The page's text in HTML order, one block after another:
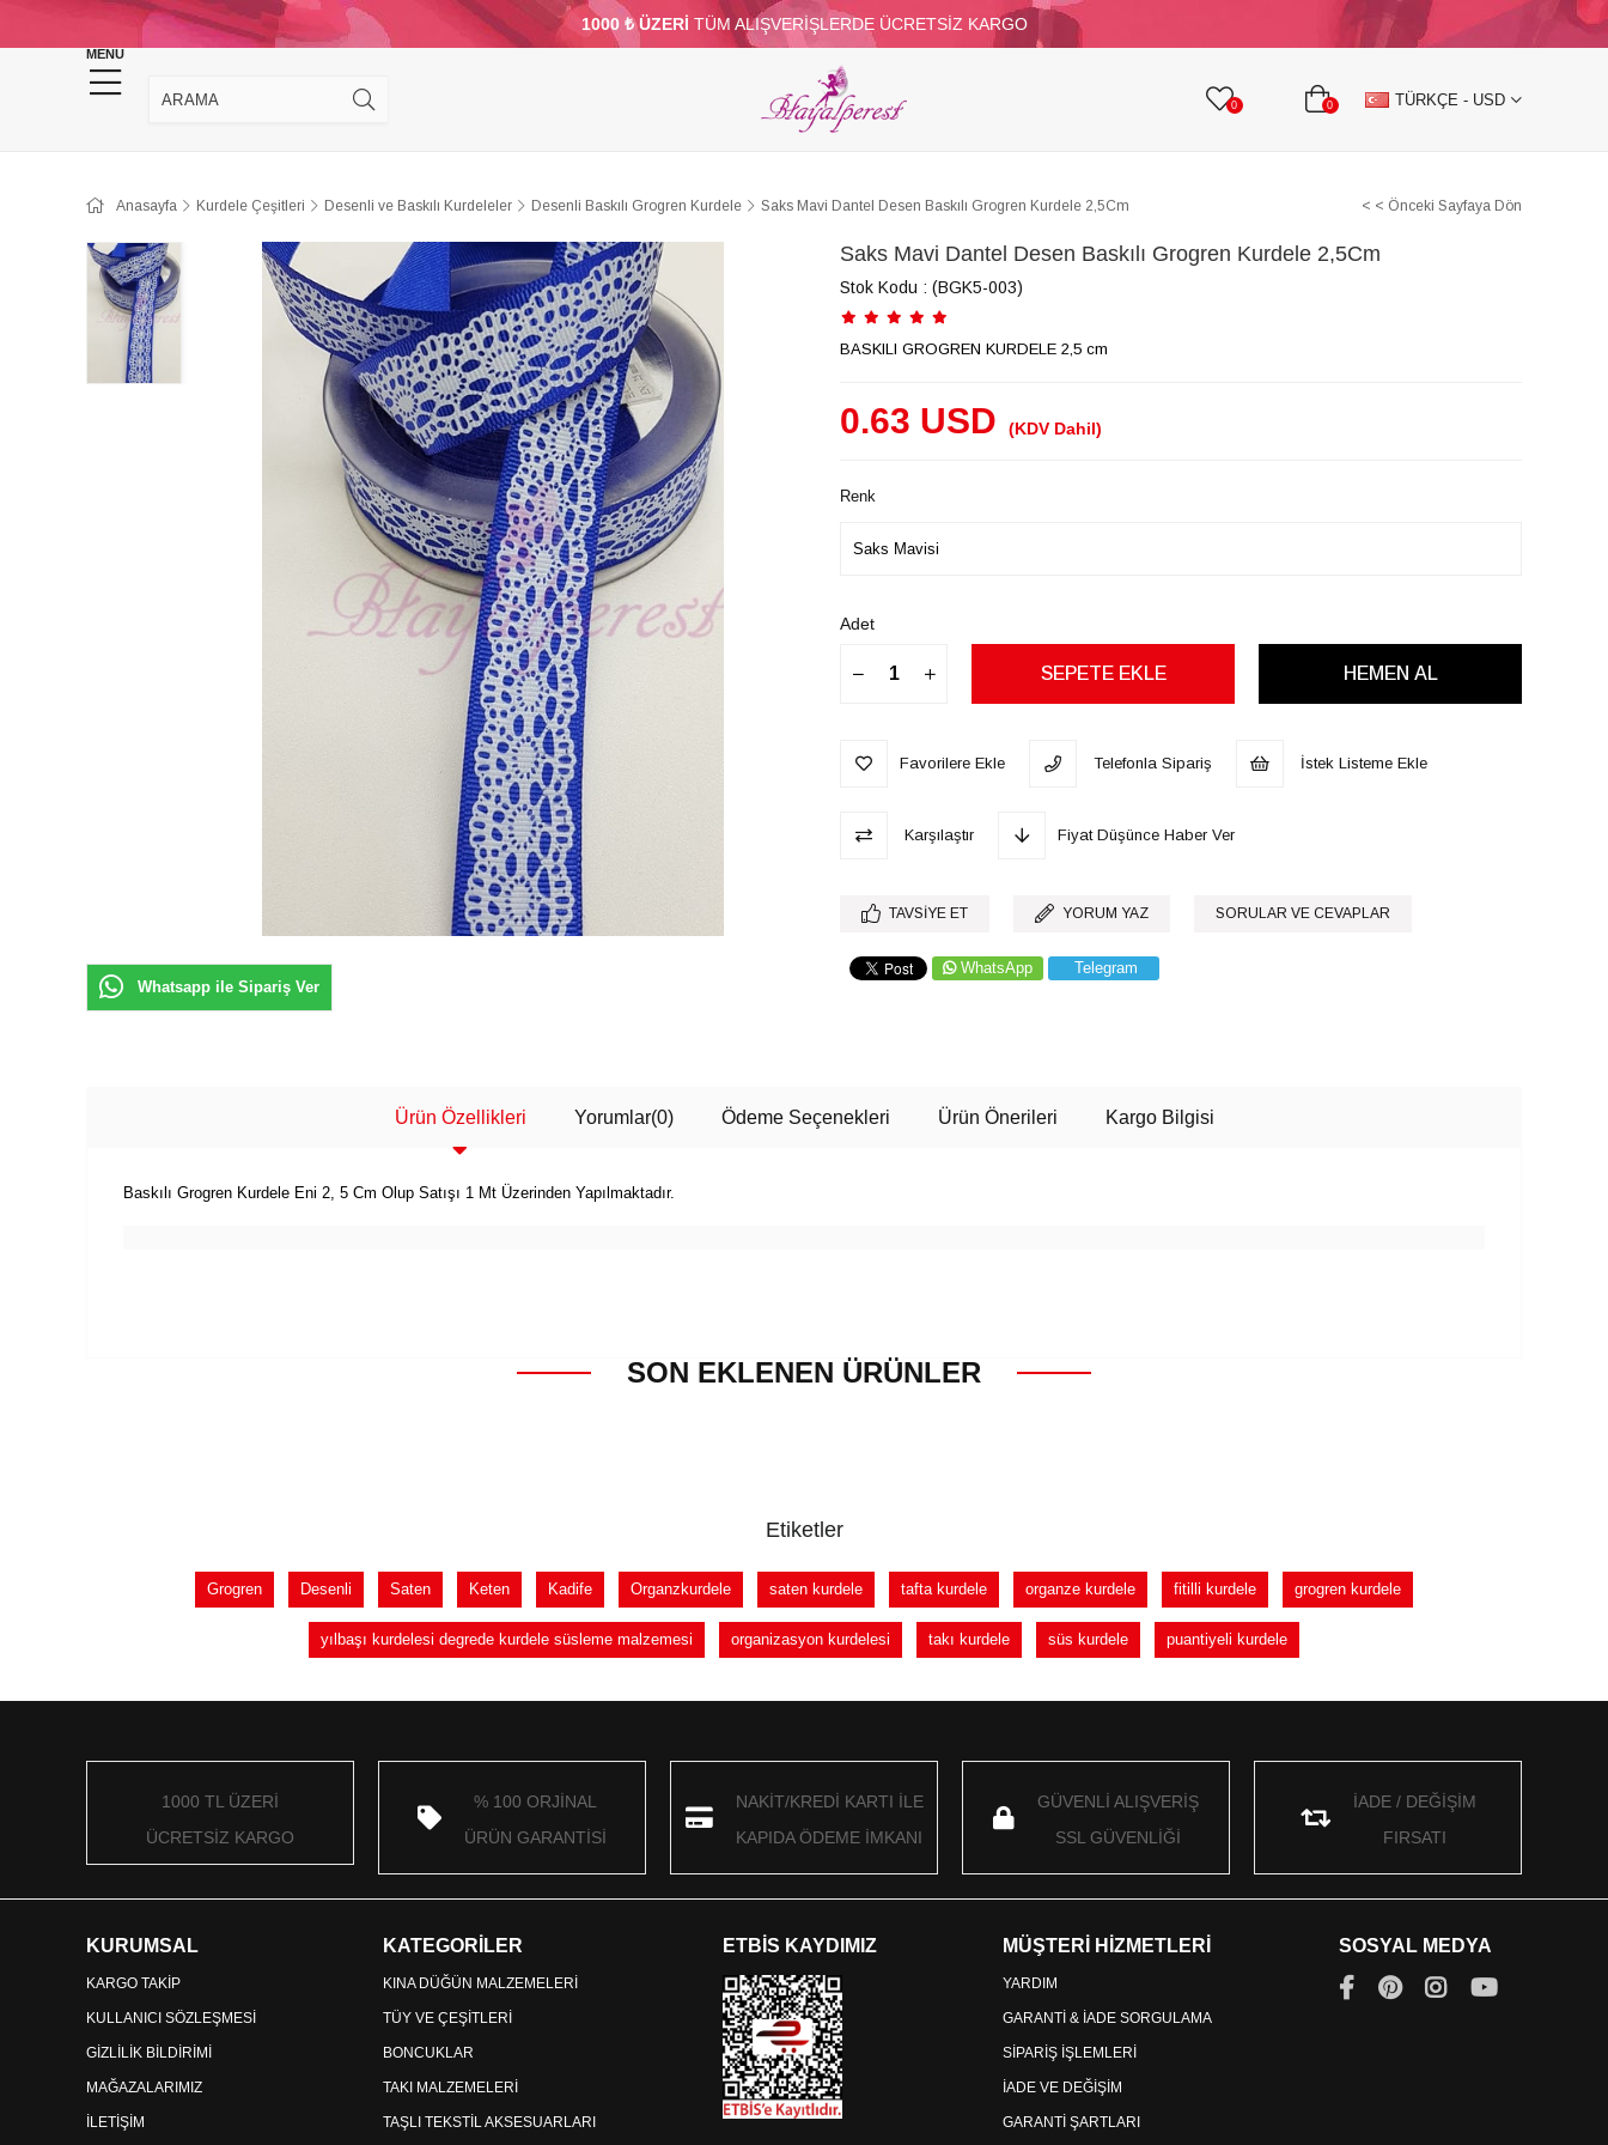
1000 ₺ ÜZERİ TÜM ALIŞVERİŞLERDE ÜCRETSİZ KARGO
MENU
0 0 TÜRKÇE - USD
KINA DÜĞÜN MALZEMELERİ TAKI MALZEMELERİ PARTİ VE SÜS MALZEMELERİ TÜY BONCUKLAR TAŞLI TEKSTİL AKSESUARLARI
TOPTAN DİĞER
Anasayfa Kurdele Çeşitleri Desenli ve Baskılı Kurdeleler Desenli Baskılı Grogren Kurdele Saks Mavi Dantel Desen Baskılı Grogren Kurdele 2,5Cm < < Önceki Sayfaya Dön
Whatsapp ile Sipariş Ver
Saks Mavi Dantel Desen Baskılı Grogren Kurdele 2,5Cm
Stok Kodu (BGK5-003)
BASKILI GROGREN KURDELE 2,5 cm
0.63 USD (KDV Dahil)
Renk
Adet
Favorilere Ekle Telefonla Sipariş İstek Listeme Ekle
Karşılaştır Fiyat Düşünce Haber Ver
TAVSIYE ET YORUM YAZ SORULAR VE CEVAPLAR
WhatsApp Telegram
Ürün Özellikleri Yorumlar(0) Ödeme Seçenekleri Ürün Önerileri Kargo Bilgisi
Baskılı Grogren Kurdele Eni 2, 5 Cm Olup Satışı 1 Mt Üzerinden Yapılmaktadır.
SON EKLENEN ÜRÜNLER
Etiketler
Grogren Desenli Saten Keten Kadife Organzkurdele saten kurdele tafta kurdele organze kurdele fitilli kurdele grogren kurdele
yılbaşı kurdelesi degrede kurdele süsleme malzemesi organizasyon kurdelesi takı kurdele süs kurdele puantiyeli kurdele
1000 TL ÜZERİ
ÜCRETSİZ KARGO
% 100 ORJİNAL
ÜRÜN GARANTİSİ
NAKİT/KREDİ KARTI İLE
KAPIDA ÖDEME İMKANI
GÜVENLİ ALIŞVERİŞ
SSL GÜVENLİĞİ
İADE / DEĞİŞİM
FIRSATI
KURUMSAL
KARGO TAKİP
KULLANICI SÖZLEŞMESİ
GİZLİLİK BİLDİRİMİ
MAĞAZALARIMIZ
İLETİŞİM
KATEGORİLER
KINA DÜĞÜN MALZEMELERİ
TÜY VE ÇEŞİTLERİ
BONCUKLAR
TAKI MALZEMELERİ
TAŞLI TEKSTİL AKSESUARLARI
ETBİS KAYDIMIZ MÜŞTERİ HİZMETLERİ
YARDIM
GARANTİ & İADE SORGULAMA
SİPARİŞ İŞLEMLERİ
İADE VE DEĞİŞİM
GARANTİ ŞARTLARI
SOSYAL MEDYA